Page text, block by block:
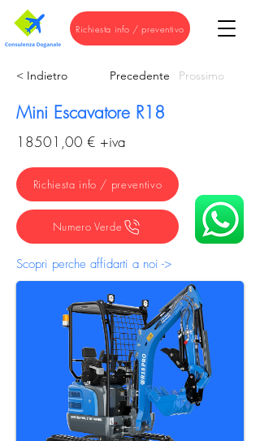
Richiesta info / preventivo
< Indietro Precedente Prossimo
Mini Escavatore R18
18501,00 € +iva
Richiesta info / preventivo
Numero Verde
Scopri perche affidarti a noi ->